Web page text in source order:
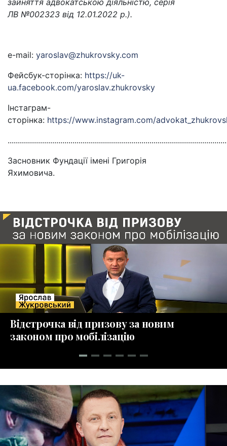
ЛВ №002323 від 12.01.2022 р.).
e-mail: yaroslav@zhukrovsky.com
Фейсбук-сторінка: https://uk-
ua.facebook.com/yaroslav.zhukrovsky
Інстаграм-
сторінка: https://www.instagram.com/
Засновник Фундації імені Григорія
Яхимовича.
Відстрочка від призову за новим
законом про мобілізацію